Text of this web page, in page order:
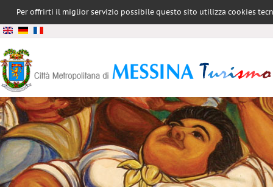
Per offrirti il miglior servizio possibile questo sito utilizza cookies
conformità